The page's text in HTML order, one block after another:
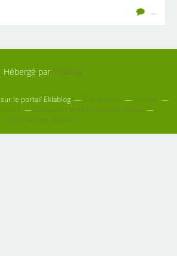
…
Hébergé par Eklablog
sur le portail Eklablog Top articles
Contact
C.G.U.
Cookies et données personnelles
Préférences cookies